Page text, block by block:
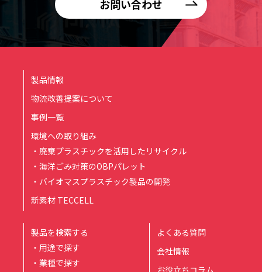
お問い合わせ
製品情報
物流改善提案について
事例一覧
環境への取り組み
・廃棄プラスチックを活用したリサイクル
・海洋ごみ対策のOBPパレット
・バイオマスプラスチック製品の開発
新素材 TECCELL
製品を検索する
・用途で探す
・業種で探す
よくある質問
会社情報